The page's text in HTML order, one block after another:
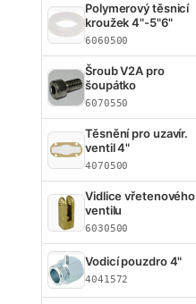
Polymerový těsnicí
kroužek 4"-5"6"
6060500
Šroub V2A pro
šoupátko
6070550
Těsnění pro uzavír.
ventil 4"
4070500
Vidlice vřetenového
ventilu
6030500
Vodicí pouzdro 4"
4041572